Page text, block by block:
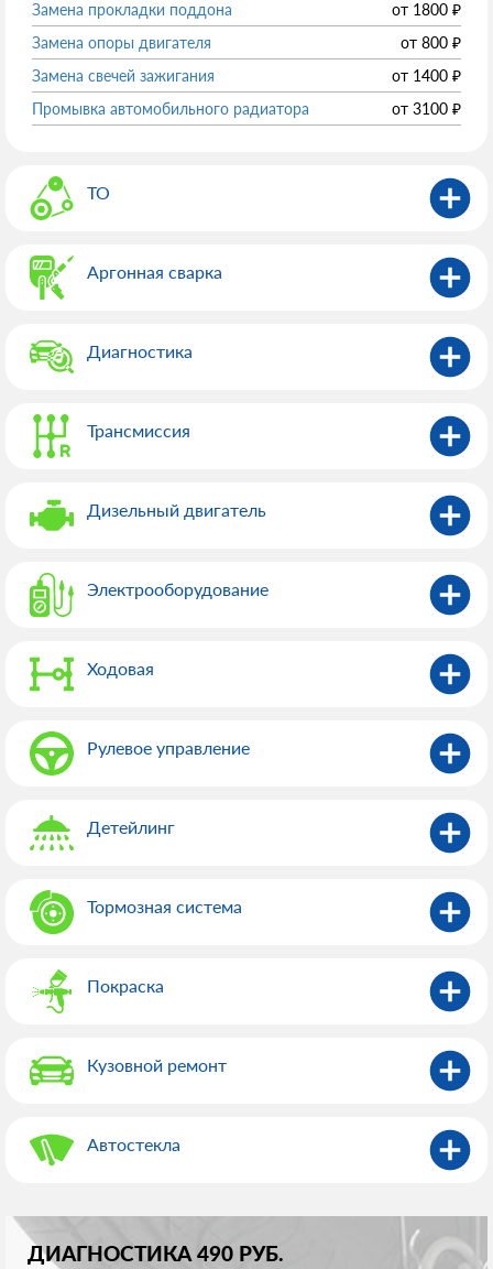
Замена прокладки поддона от 1800 ₽
Замена опоры двигателя
от 800 ₽
Замена свечей зажигания
от 1400 ₽
Промывка автомобильного радиатора
от 3100 ₽
ТО
Аргонная сварка
Диагностика
Трансмиссия
Дизельный двигатель
Электрооборудованиe
Ходовая
Рулевое управление
Детейлинг
Тормозная система
Покраска
Кузовной ремонт
Автостекла
ДИАГНОСТИКА 490 РУБ.